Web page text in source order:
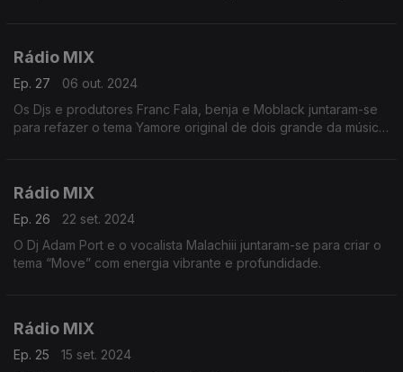
Rádio MIX
Ep. 27
06 out. 2024
Os Djs e produtores Franc Fala, benja e Moblack juntaram-se
para refazer o tema Yamore original de dois grande da música
Rádio MIX
Ep. 26
22 set. 2024
O Dj Adam Port e o vocalista Malachiii juntaram-se para criar o
tema “Move” com energia vibrante e profundidade.
Rádio MIX
Ep. 25
15 set. 2024